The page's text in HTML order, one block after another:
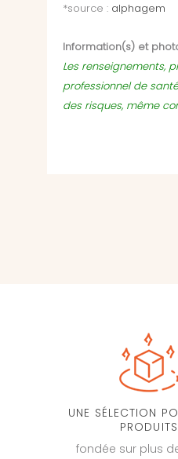
*source : alphagem
Information(s) et
Les renseignements,
professionnel de
des risques, même
UNE SÉLECTION
PRODUITS
fondée sur plus